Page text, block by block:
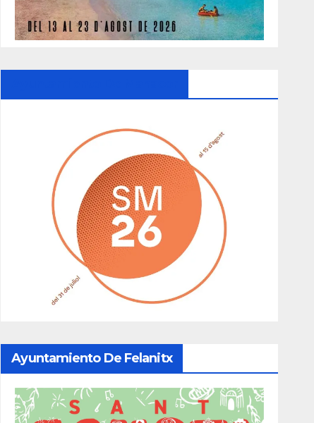
Ayuntamiento De Felanitx